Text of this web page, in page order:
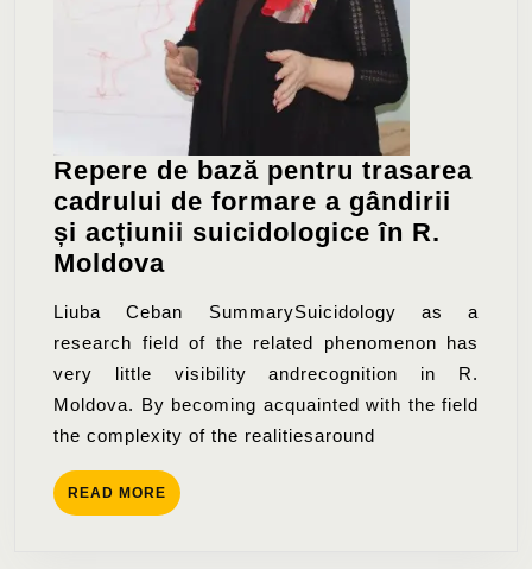
Repere de bază pentru trasarea
cadrului de formare a gândirii
și acțiunii suicidologice în R.
MoldovaRepere
bază
pentru
trasarea
cadrului
de
formare
a
Liuba Ceban SummarySuicidology as a
research field of the related phenomenon has
very little visibility andrecognition in R.
Moldova. By becoming acquainted with the field
the complexity of the realitiesaround
READ MORE READ
MORE